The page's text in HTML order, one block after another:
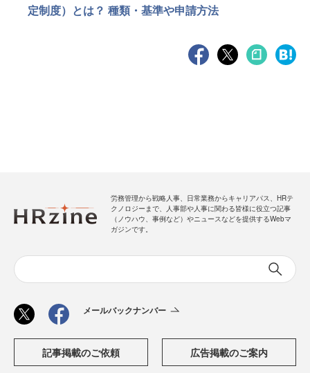
定制度）とは？ 種類・基準や申請方法
労務管理から戦略人事、日常業務からキャリアパス、HRテ
クノロジーまで、人事部や人事に関わる皆様に役立つ記事
（ノウハウ、事例など）やニュースなどを提供するWebマ
ガジンです。
メールバックナンバー
記事掲載のご依頼 広告掲載のご案内